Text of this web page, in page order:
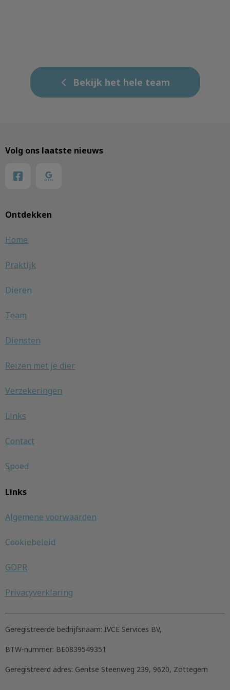
Bekijk het hele team
Ontdekken
Home
Praktijk
Dieren
Team
Diensten
Reizen met je dier
Verzekeringen
Links
Contact
Spoed
Links
Algemene voorwaarden
Cookiebeleid
GDPR
Privacyverklaring
Volg ons laatste nieuws
Geregistreerde bedrijfsnaam: IVCE Services BV,
BTW-nummer: BE0839549351
Geregistreerd adres: Gentse Steenweg 239, 9620, Zottegem